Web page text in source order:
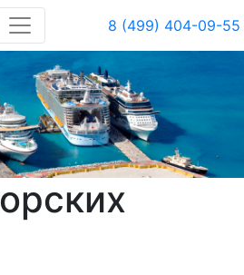
8 (499) 404-09-55